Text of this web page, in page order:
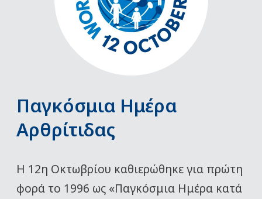
Παγκόσμια Ημέρα
Αρθρίτιδας
Η 12η Οκτωβρίου καθιερώθηκε για πρώτη
φορά το 1996 ως «Παγκόσμια Ημέρα κατά